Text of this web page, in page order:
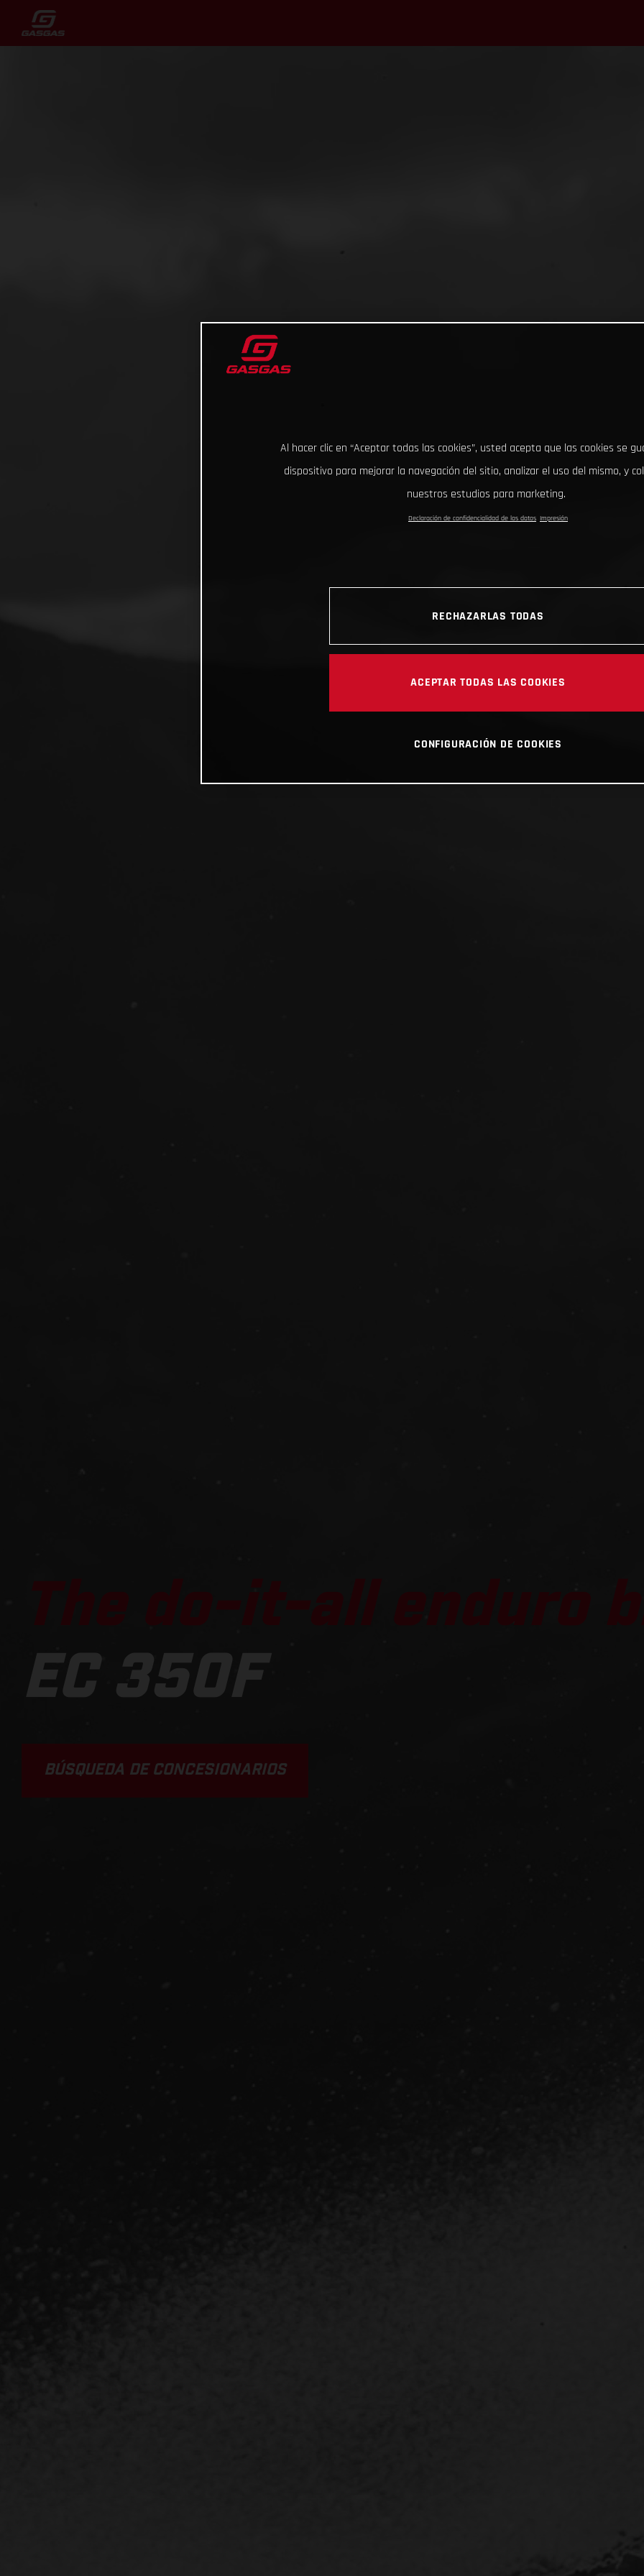
The do-it-all enduro
EC 350F
BÚSQUEDA DE CONCESIONARIOS
Al hacer clic en “Aceptar todas las cookies”, usted acepta que las cookies se
dispositivo para mejorar la navegación del sitio, analizar el uso del mismo, y
nuestros estudios para marketing.
Declaración de confidencialidad de los datos Impresión
RECHAZARLAS TODAS
ACEPTAR TODAS LAS COOKIES
CONFIGURACIÓN DE COOKIES